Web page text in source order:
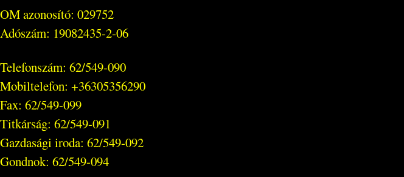
OM azonosító: 029752
Adószám: 19082435-2-06
Telefonszám: 62/549-090
Mobiltelefon: +36305356290
Fax: 62/549-099
Titkárság: 62/549-091
Gazdasági iroda: 62/549-092
Gondnok: 62/549-094